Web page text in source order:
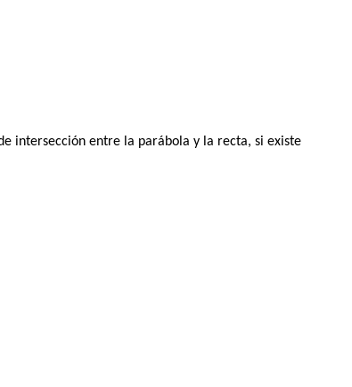
intersección entre la parábola y la recta, si existe